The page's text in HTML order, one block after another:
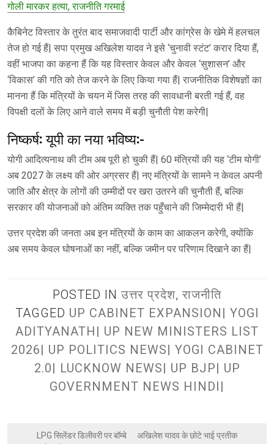
गोली मारकर हत्या, राजनीति गरमाई
कैबिनेट विस्तार के तुरंत बाद समाजवादी पार्टी और कांग्रेस के खेमे में हलचल
तेज हो गई हैं| सपा प्रमुख अखिलेश यादव ने इसे ‘चुनावी स्टंट’ करार दिया हैं,
वहीं भाजपा का कहना हैं कि यह विस्तार केवल और केवल ‘सुशासन’ और
‘विकास’ की गति को तेज करने के लिए किया गया हैं| राजनीतिक विशेषज्ञों का
मानना हैं कि मंत्रियों के चयन में जिस तरह की सावधानी बरती गई हैं, वह
विपक्षी दलों के लिए आने वाले समय में बड़ी चुनौती पेश करेगी|
निष्कर्ष: यूपी का नया भविष्य:-
योगी आदित्यनाथ की टीम अब पूरी हो चुकी हैं| 60 मंत्रियों की यह ‘टीम योगी’
अब 2027 के लक्ष्य की ओर अग्रसर हैं| नए मंत्रियों के सामने न केवल अपनी
जाति और क्षेत्र के लोगों की उम्मीदों पर खरा उतरने की चुनौती हैं, बल्कि
सरकार की योजनाओं को अंतिम व्यक्ति तक पहुँचाने की जिम्मेदारी भी हैं|
उत्तर प्रदेश की जनता अब इन मंत्रियों के काम का आकलन करेगी, क्योंकि
अब समय केवल घोषनाओं का नहीं, बल्कि जमीन पर परिणाम दिखाने का हैं|
POSTED INउत्तर प्रदेश,राजनीति
TAGGED UP CABINET EXPANSION| YOGI
ADITYANATH| UP NEW MINISTERS LIST
2026| UP POLITICS NEWS| YOGI CABINET
2.0| LUCKNOW NEWS| UP BJP| UP
GOVERNMENT NEWS HINDI|
LPG सिलेंडर डिलीवरी पर बॉम्बे
अखिलेश यादव के छोटे भाई प्रतीक